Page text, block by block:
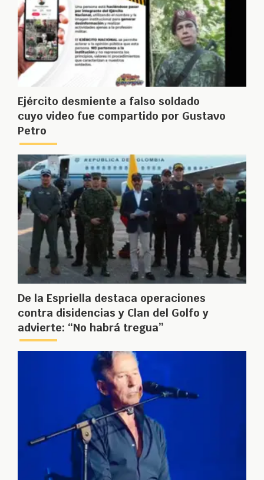
Ejército desmiente a falso soldado
cuyo video fue compartido por Gustavo
Petro
De la Espriella destaca operaciones
contra disidencias y Clan del Golfo y
advierte: “No habrá tregua”